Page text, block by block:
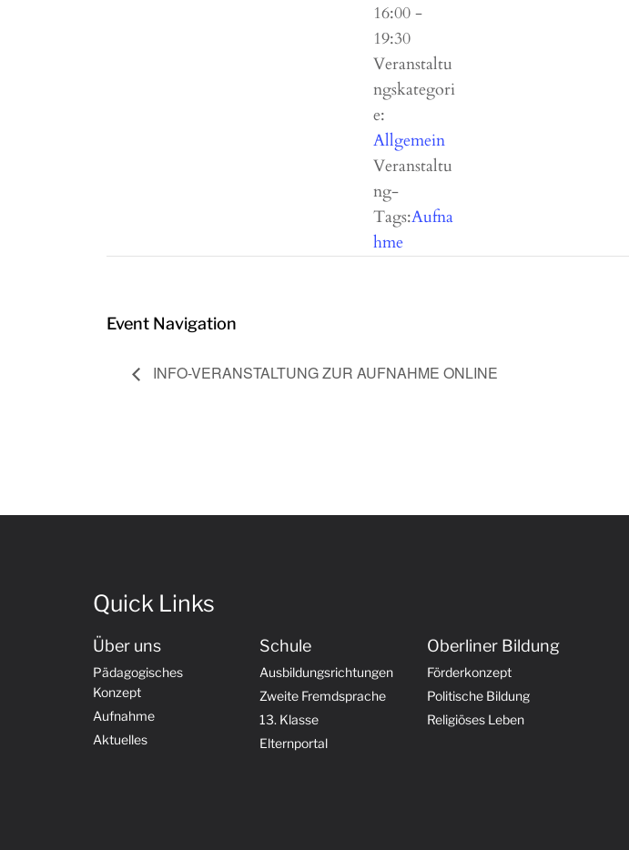
16:00 -
19:30
Veranstaltu
ngskategori
e:
Allgemein
Veranstaltu
ng-
Tags:Aufna
hme
Event Navigation
INFO-VERANSTALTUNG ZUR AUFNAHME ONLINE
Quick Links
Über uns
Pädagogisches
Konzept
Aufnahme
Aktuelles
Schule
Ausbildungsrichtungen
Zweite Fremdsprache
13. Klasse
Elternportal
Oberliner Bildung
Förderkonzept
Politische Bildung
Religiöses Leben